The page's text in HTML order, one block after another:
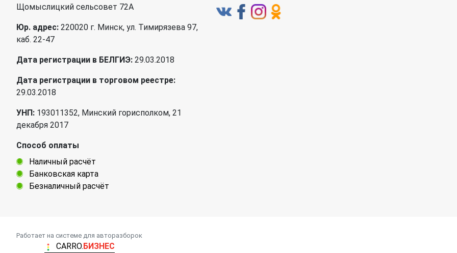
Щомыслицкий сельсовет 72А
Юр. адрес: 220020 г. Минск, ул. Тимирязева 97,
каб. 22-47
Дата регистрации в БЕЛГИЭ: 29.03.2018
Дата регистрации в торговом реестре:
29.03.2018
УНП: 193011352, Минский горисполком, 21
декабря 2017
Способ оплаты
Наличный расчёт
Банковская карта
Безналичный расчёт
Работает на системе для авторазборок
CARRO. БИЗНЕС